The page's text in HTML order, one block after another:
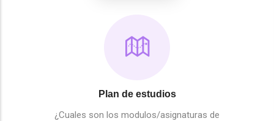
Plan de estudios
¿Cuales son los modulos/asignaturas de